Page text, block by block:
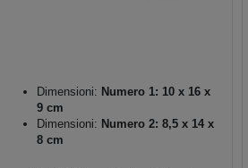
Dimensioni: Numero 1: 10 x 16 x
9 cm
Dimensioni: Numero 2: 8,5 x 14 x
8 cm